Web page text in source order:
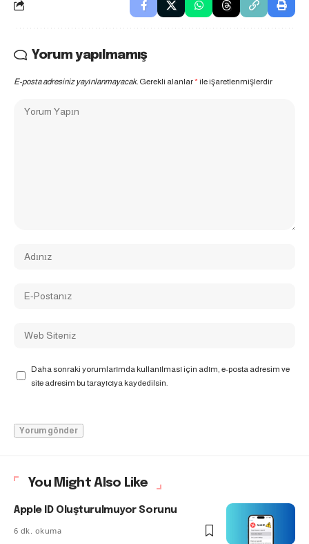
Yorum yapılmamış
E-posta adresiniz yayınlanmayacak. Gerekli alanlar*ile işaretlenmişlerdir
Daha sonraki yorumlarımda kullanılması için adım, e-posta adresim ve
site adresim bu tarayıcıya kaydedilsin.
You Might Also Like
Apple ID Oluşturulmuyor Sorunu
6 dk. okuma